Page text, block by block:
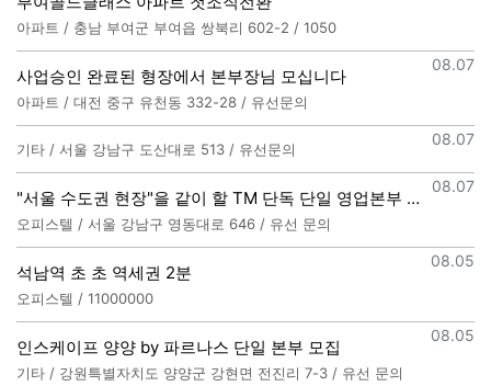
아파트 / 충남 부여군 부여읍 쌍북리 602-2 / 1050
등록일
08.07
사업승인 완료된 형장에서 본부장님 모십니다
아파트 / 대전 중구 유천동 332-28 / 유선문의
등록일
08.07
기타 / 서울 강남구 도산대로 513 / 유선문의
등록일
08.07
"서울 수도권 현장"을 같이 할 TM 단독 단일 영업본부 팀 선착순 모집
오피스텔 / 서울 강남구 영동대로 646 / 유선 문의
등록일
08.05
석남역 초 초 역세권 2분
오피스텔 / 11000000
등록일
08.05
인스케이프 양양 by 파르나스 단일 본부 모집
기타 / 강원특별자치도 양양군 강현면 전진리 7-3 / 유선 문의